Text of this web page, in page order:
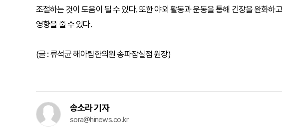
조절하는 것이 도움이 될 수 있다. 또한 야외 활동과 운동을 통해 긴장을 완화하
영향을 줄 수 있다.
(글 : 류석균 해아림한의원 송파잠실점 원장)
송소라 기자
sora@hinews.co.kr